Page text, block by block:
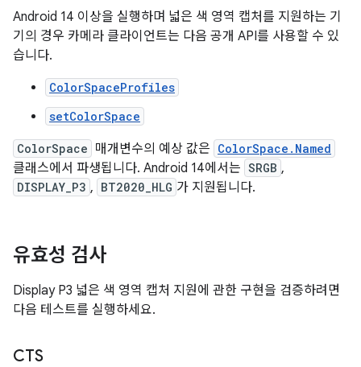
Android 14 이상을 실행하며 넓은 색 영역 캡처를 지원하는 기
기의 경우 카메라 클라이언트는 다음 공개 API를 사용할 수 있
습니다.
ColorSpaceProfiles
setColorSpace
ColorSpace 매개변수의 예상 값은 ColorSpace.Named
클래스에서 파생됩니다. Android 14에서는 SRGB ,
DISPLAY_P3 , BT2020_HLG 가 지원됩니다.
유효성 검사
Display P3 넓은 색 영역 캡처 지원에 관한 구현을 검증하려면
다음 테스트를 실행하세요.
CTS